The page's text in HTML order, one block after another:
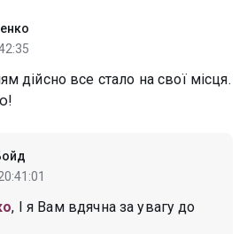
дійсно все стало на свої місця.
, І я Вам вдячна за увагу до